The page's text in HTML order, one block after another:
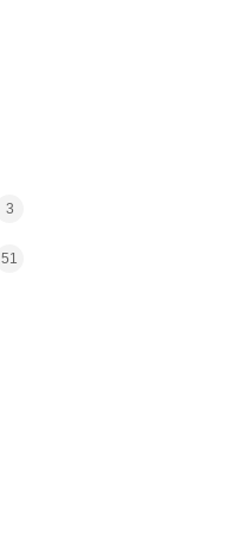
3
51